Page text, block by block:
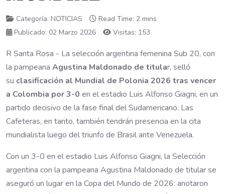
Categoría: NOTICIAS
Read Time: 2 mins
Publicado: 02 Marzo 2026
Visitas: 153
R Santa Rosa - La selección argentina femenina Sub 20, con
la pampeana Agustina Maldonado de titular, selló
su clasificación al Mundial de Polonia 2026 tras vencer
a Colombia por 3-0 en el estadio Luis Alfonso Giagni, en un
partido decisivo de la fase final del Sudamericano. Las
Cafeteras, en tanto, también tendrán presencia en la cita
mundialista luego del triunfo de Brasil ante Venezuela.
Con un 3-0 en el estadio Luis Alfonso Giagni, la Selección
argentina con la pampeana Agustina Maldonado de titular se
aseguró un lugar en la Copa del Mundo de 2026: anotaron